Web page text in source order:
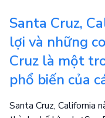
Santa Cruz,
lợi và những
Cruz là một
phổ biến của
Santa Cruz, California